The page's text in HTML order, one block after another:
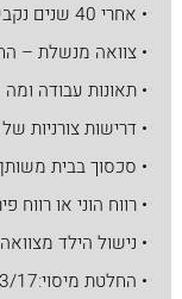
• אחרי 40 שנים נקבע אין יורשים נוספים
• צוואה מנשלת –
• תאונות עבודה ומה
• דרישות צורניות
• סכסוך בבית משותף
• רווח הוני או רווח
• נישול הילד מצוואה